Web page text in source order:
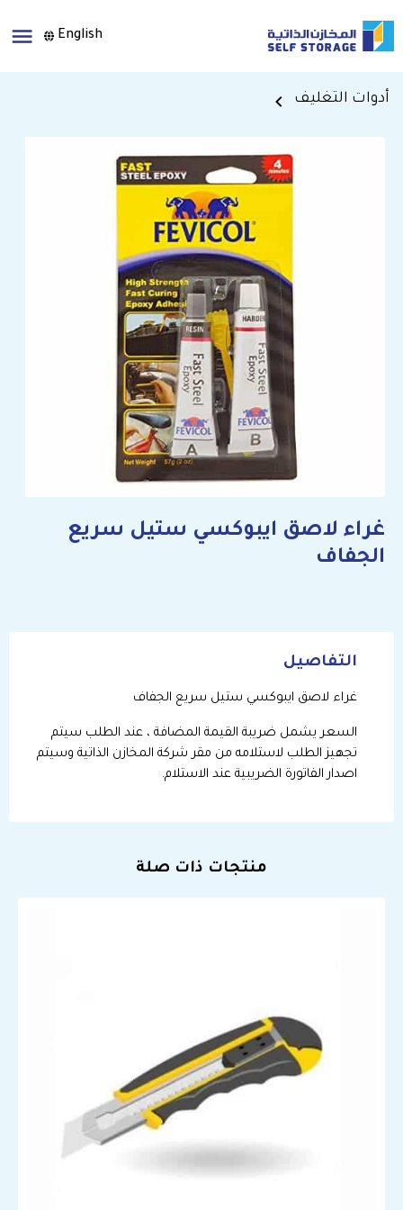
English
أدوات التغليف
غراء لاصق ايبوكسي ستيل سريع
الجفاف
التفاصيل
غراء لاصق ايبوكسي ستيل سريع الجفاف
السعر يشمل ضريبة القيمة المضافة ، عند الطلب سيتم
تجهيز الطلب لاستلامه من مقر شركة المخازن الذاتية وسيتم
اصدار الفاتورة الضريبية عند الاستلام.
منتجات ذات صلة